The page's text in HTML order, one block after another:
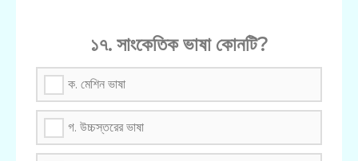
১৭. সাংকেতিক ভাষা কোনটি?
ক. মেশিন ভাষা
গ. উচ্চস্তরের ভাষা